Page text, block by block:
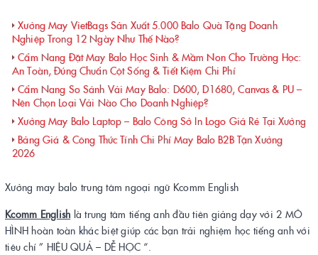
Xưởng May VietBags Sản Xuất 5.000 Balo Quà Tặng Doanh
Nghiệp Trong 12 Ngày Như Thế Nào?
Cẩm Nang Đặt May Balo Học Sinh & Mầm Non Cho Trường Học:
An Toàn, Đúng Chuẩn Cột Sống & Tiết Kiệm Chi Phí
Cẩm Nang So Sánh Vải May Balo: D600, D1680, Canvas & PU –
Nên Chọn Loại Vải Nào Cho Doanh Nghiệp?
Xưởng May Balo Laptop – Balo Công Sở In Logo Giá Rẻ Tại Xưởng
Bảng Giá & Công Thức Tính Chi Phí May Balo B2B Tận Xưởng
2026
Xưởng may balo trung tâm ngoại ngữ Kcomm English
Kcomm English là trung tâm tiếng anh đầu tiên giảng dạy với 2 MÔ
HÌNH hoàn toàn khác biệt giúp các bạn trải nghiệm học tiếng anh với
tiêu chí ” HIỆU QUẢ – DỄ HỌC “.